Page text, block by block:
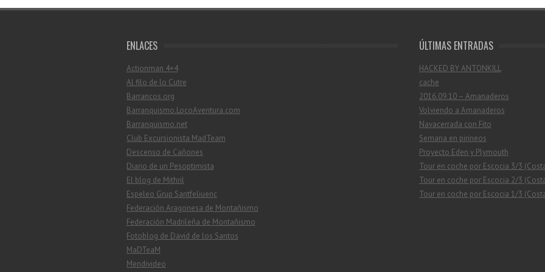
ENLACES
Actionman 4×4
Al filo de lo Cutre
Barrancos.org
Barranquismo.LocoAventura.com
Barranquismo.net
Club Excursionista MadTeam
Descenso de Cañones
Diario de un Pesoptimista
El blog de Mithril
Espeleo Grup Santfeliuenc
Federación Aragonesa de Montañismo
Federación Madrileña de Montañismo
Fotoblog de David de los Santos
MaDTeaM
Mendivideo
ÚLTIMAS ENTRADAS
HACKED BY ANTONKILL
cache
2016.09.10 – Amanaderos
Volviendo a Amanaderos
Navacerrada con Fito
Semana en pirineos
Proyecto Eden y Plymouth
Tour en coche por Escocia 3/3
Tour en coche por Escocia 2/3
Tour en coche por Escocia 1/3